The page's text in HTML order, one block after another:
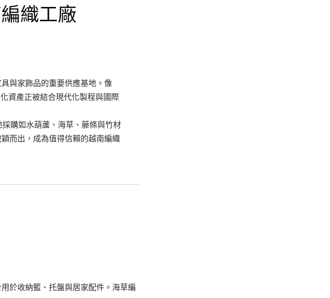
織工廠
與家飾品的重要供應基地。像
資產正被結合現代化製程與國際
購如水葫蘆、海草、藤條與竹材
而出，成為值得信賴的越南編織
於收納籃、托盤與居家配件。海草編